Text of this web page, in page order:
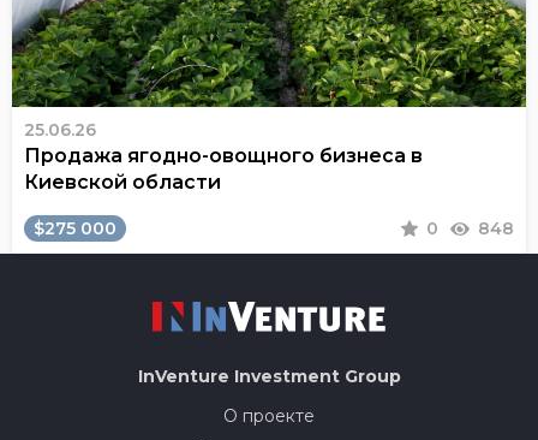
25.06.26
Продажа ягодно-овощного бизнеса в
Киевской области
$275 000 0 848
InVenture Investment Group
О проекте